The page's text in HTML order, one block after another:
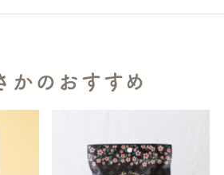
かのおすすめ